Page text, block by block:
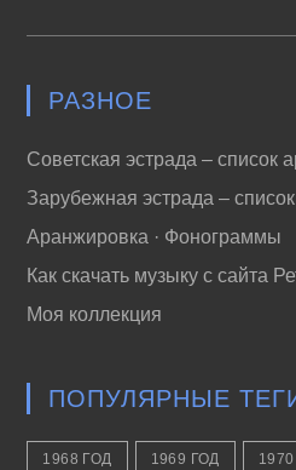
BACK
РАЗНОЕ
Советская эстрада – список
Зарубежная эстрада –
Аранжировка · Фонограммы
Как скачать музыку с сайта
Моя коллекция
ПОПУЛЯРНЫЕ
1968 ГОД 1969 ГОД